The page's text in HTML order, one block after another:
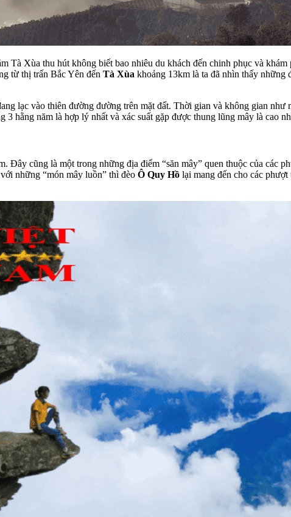
Tà Xùa thu hút không biết bao nhiêu du khách đến chinh phục và
từ thị trấn Bắc Yên đến Tà Xùa khoảng 13km là ta đã nhìn thấy những
lạc vào thiên đường đường trên mặt đất. Thời gian và không gian
3 hằng năm là hợp lý nhất và xác suất gặp được thung lũng mây là cao
Đây cũng là một trong những địa điểm “săn mây” quen thuộc của các
những “món mây luồn” thì đèo Ô Quy Hồ lại mang đến cho các